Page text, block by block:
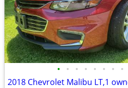
• • • • • • • •
2018 Chevrolet Malibu LT,1